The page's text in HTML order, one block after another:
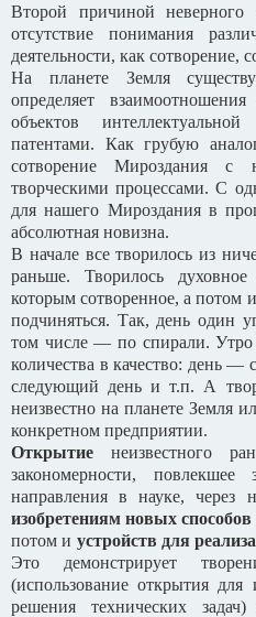
Второй причиной неверного
отсутствие понимания
деятельности, как сотворение,
На планете Земля
определяет
объектов
патентами. Как грубую
сотворение Мироздания с
творческими процессами. С
для нашего Мироздания в
абсолютная новизна.
В начале все творилось из
раньше. Творилось
которым сотворенное, а потом
подчиняться. Так, день один
том числе — по спирали.
количества в качество: день
следующий день и т.п. А
неизвестно на планете Земля
конкретном предприятии.
Открытие неизвестного
закономерности,
направления в науке, через
изобретениям новых способов
потом и устройств для
Это демонстрирует
(использование открытия для
решения технических